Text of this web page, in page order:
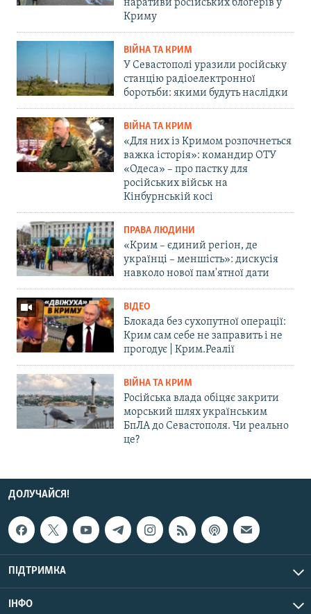
наративи російських блогерів у
Криму
ВІЙНА ТА КРИМ
У Севастополі уразили російську
станцію радіоелектронної
боротьби: якими будуть наслідки
ВІЙНА ТА КРИМ
«Для них із Кримом розпочнеться
важка історія»: командир ОТУ
«Одеса» – про пастку для
російських військ на
Кінбурнській косі
ПРАВА ЛЮДИНИ
«Крим – єдиний регіон, де
українці – меншість»: дискусія
навколо нової пам'ятної дати
ВІДЕО
Блокада без сухопутної операції:
Крим сам себе не заправить і не
прогодує | Крим.Реалії
ВІЙНА ТА КРИМ
Російська влада обіцяє закрити
морський шлях українським
БпЛА до Севастополя. Чи реально
це?
ДОЛУЧАЙСЯ!
ПІДТРИМКА
ІНФО